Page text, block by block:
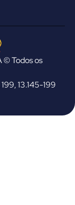
© Todos os
13.145-199